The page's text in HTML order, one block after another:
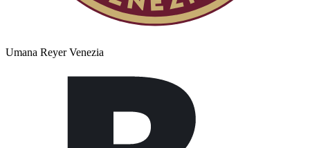
Umana Reyer Venezia